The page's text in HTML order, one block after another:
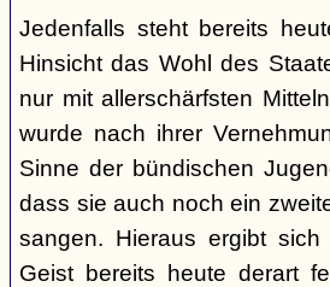
Jedenfalls steht bereits
Hinsicht das Wohl des
nur mit allerschärfsten
wurde nach ihrer
Sinne der bündischen
dass sie auch noch ein
sangen. Hieraus ergibt
Geist bereits heute derart